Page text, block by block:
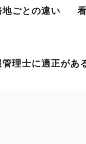
ごとの違い
理士に適正があ